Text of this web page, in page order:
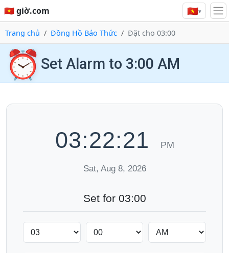
🇻🇳 giờ.com 🇻🇳▾
Trang chủ Đồng Hồ Báo Thức Đặt cho 03:00
⏰ Set Alarm to 3:00 AM
03:22:21 PM
Sat, Aug 8, 2026
Set for 03:00